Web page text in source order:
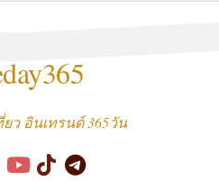
ว อินเทรนด์ 365วัน